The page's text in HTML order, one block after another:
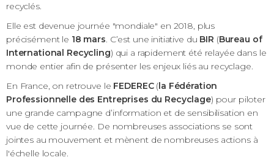
recyclés.
Elle est devenue journée "mondiale" en 2018, plus
précisément le 18 mars. C’est une initiative du BIR (Bureau of
International Recycling) qui a rapidement été relayée dans le
monde entier afin de présenter les enjeux liés au recyclage.
En France, on retrouve le FEDEREC(la Fédération
Professionnelle des Entreprises du Recyclage) pour piloter
une grande campagne d’information et de sensibilisation en
vue de cette journée. De nombreuses associations se sont
jointes au mouvement et mènent de nombreuses actions à
l'échelle locale.